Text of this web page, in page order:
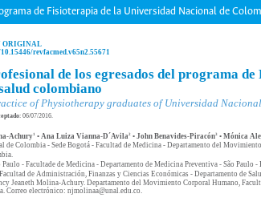
de Fisioterapia de la Universidad Nacional de